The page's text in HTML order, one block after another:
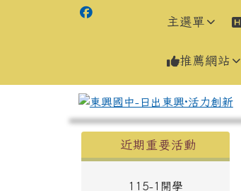
主選單
推薦網站
左邊區域內容
近期重要活動
115-1開學